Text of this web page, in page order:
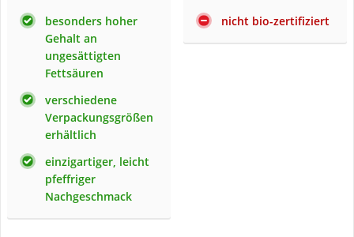
besonders hoher
Gehalt an
ungesättigten
Fettsäuren
verschiedene
Verpackungsgrößen
erhältlich
einzigartiger, leicht
pfeffriger
Nachgeschmack
nicht bio-zertifiziert